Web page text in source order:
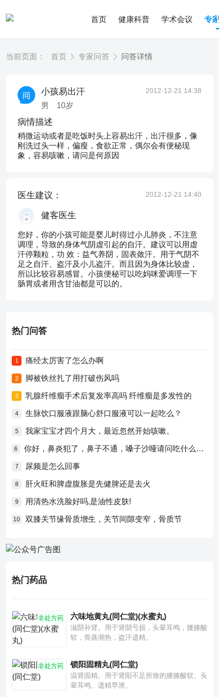
首页 健康科普 学术会议 专
当前页面： 首页 专家问答 问答详情
小孩易出汗
男 10岁
2012-12-21 14:38
病情描述
稍微运动或者是吃饭时头上容易出汗，出汗很多，像
刚洗过头一样，偏瘦，食欲正常，偶尔会有便秘现
象，容易咳嗽，请问是何原因
医生建议： 2012-12-21 14:40
健客医生
您好，你的小孩可能是婴儿时得过小儿肺炎，不注意
调理，导致的身体气阴虚引起的自汗。建议可以用虚
汗停颗粒，功 效：益气养阴，固表敛汗。用于气阴不
足之自汗、盗汗及小儿盗汗。而且因为身体比较虚，
所以比较容易感冒。小孩便秘可以吃妈咪爱调理一下
肠胃或者用含甘油都是可以的。
热门问答
1 痛经太厉害了怎么办啊
2 脚被铁丝扎了用打破伤风吗
3 乳腺纤维瘤手术后复发率高吗 纤维瘤是多发性的
4 生脉饮口服液跟脑心舒口服液可以一起吃么？
5 我家宝宝才四个月大，最近忽然开始咳嗽。
6 你好，鼻炎犯了，鼻子不通，嗓子沙哑请问吃什么药比较好？
7 尿频是怎么回事
8 肝火旺和脾虚腹胀是先健脾还是去火
9 用清热水洗脸好吗,是油性皮肤!
10 双膝关节缘骨质增生，关节间隙变窄，骨质节
热门药品
非处方药 六味地黄丸(同仁堂)(水蜜丸)
滋阴补肾。用于肾阴亏损，头晕耳鸣，腰膝酸
软，骨蒸潮热，盗汗遗精。
非处方药 锁阳固精丸(同仁堂)
温肾固精。用于肾阳不足所致的腰膝酸软、头
晕耳鸣、遗精早泄。